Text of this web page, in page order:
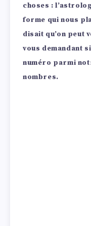
choses :
forme qui nous
disait qu’on peut
vous demandant
numéro parmi
nombres.